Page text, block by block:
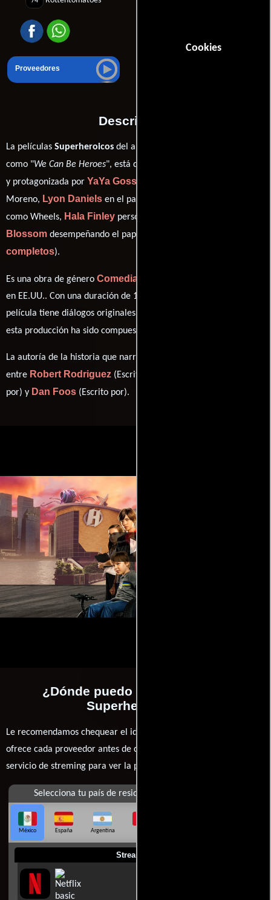
Cookies
Proveedores
Descripción
La películas Superheroicos del año 2020, conocida originalmente
como "We Can Be Heroes", está dirigida por
y protagonizada por YaYa Gosselin
Moreno, Lyon Daniels en el papel de Noodles,
como Wheels, Hala Finley personificando a Ojo y
Blossom desempeñando el papel de A Capella (
completos).
Es una obra de género Comedia
en EE.UU.. Con una duración de 1h 40m (100 minutos), esta
película tiene diálogos originales en
esta producción ha sido compuesta por
La autoría de la historia que narra esta obra está compartida
entre Robert Rodriguez (Escrito por),
por) y Dan Foos (Escrito por).
¿Dónde puedo ver la películas
Superheroicos?
Le recomendamos chequear el idioma, doblaje o subtítulos que
ofrece cada proveedor antes de comprar, alquilar o contratar un
servicio de streming para ver la películas.
Selecciona tu país de residencia
México España Argentina
Streaming